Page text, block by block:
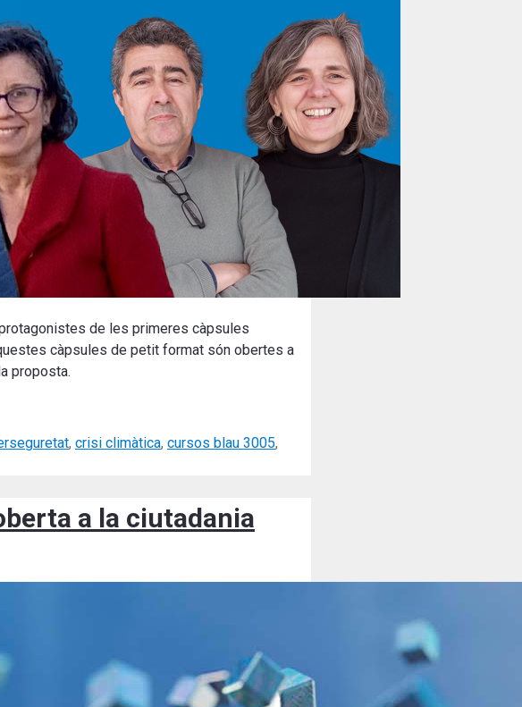
de les primeres càpsules
càpsules de petit format són obertes a
proposta.
, crisi climàtica, cursos blau 3005,
a la ciutadania